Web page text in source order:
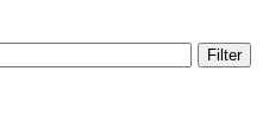
Filter